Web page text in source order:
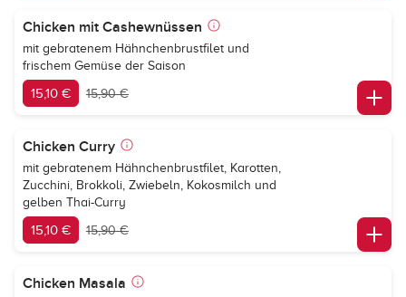
Chicken mit Cashewnüssen
mit gebratenem Hähnchenbrustfilet und
frischem Gemüse der Saison
15,10 € 15,90 €
Chicken Curry
mit gebratenem Hähnchenbrustfilet, Karotten,
Zucchini, Brokkoli, Zwiebeln, Kokosmilch und
gelben Thai-Curry
15,10 € 15,90 €
Chicken Masala